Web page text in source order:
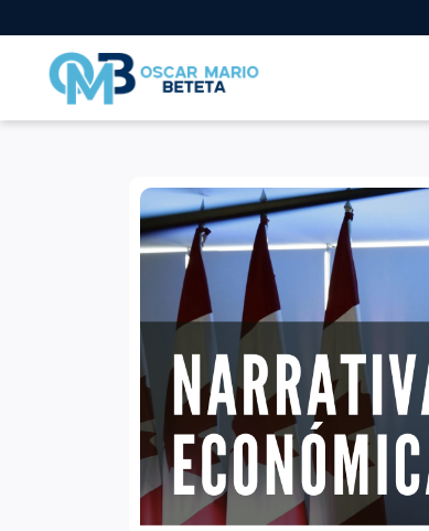
Nacional
En los tiempos de la radio
Entrevistas
Internacional
Deportes
Columnas invitadas
Finanzas